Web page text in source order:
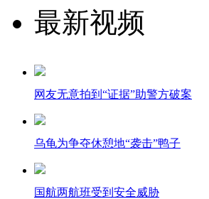
最新视频
网友无意拍到“证据”助警方破案
乌龟为争夺休憩地“袭击”鸭子
国航两航班受到安全威胁